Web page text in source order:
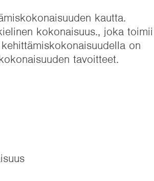
kautta.
kokonaisuus., joka toimii
on
tavoitteet.